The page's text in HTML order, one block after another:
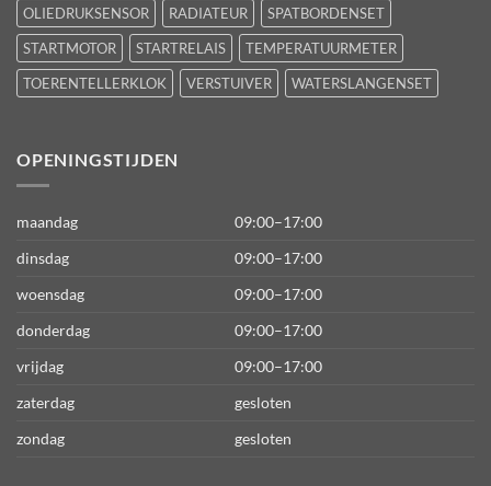
OLIEDRUKSENSOR
RADIATEUR
SPATBORDENSET
STARTMOTOR
STARTRELAIS
TEMPERATUURMETER
TOERENTELLERKLOK
VERSTUIVER WATERSLANGENSET
OPENINGSTIJDEN
maandag
09:00–17:00
dinsdag
09:00–17:00
woensdag
09:00–17:00
donderdag
09:00–17:00
vrijdag
09:00–17:00
zaterdag
gesloten
zondag
gesloten